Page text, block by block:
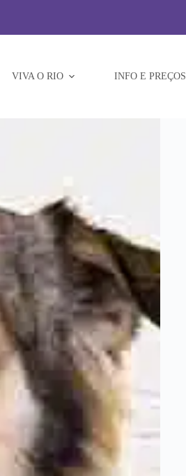
VIVA O RIO INFO E PREÇOS